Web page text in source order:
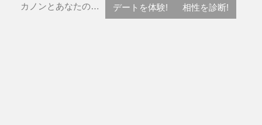
カノンとあなたの… デートを体験! 相性を診断!